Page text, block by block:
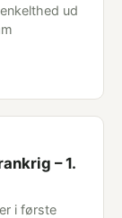
ud
– 1.
i første